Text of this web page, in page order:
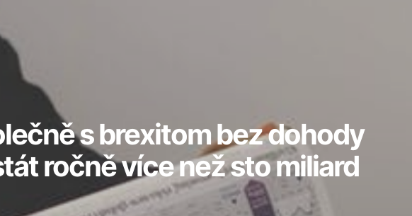
s brexitom bez dohody
ročně více než sto miliard